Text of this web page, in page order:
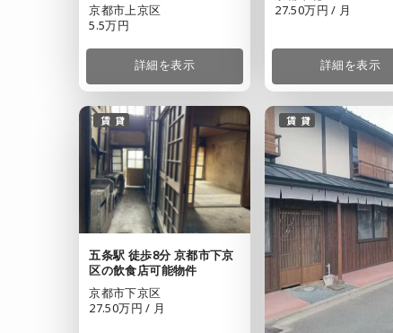
京都市上京区
5.5万円
詳細を表示
27.50万円 / 月
詳細を表示
賃貸
五条駅 徒歩8分 京都市下京
区の飲食店可能物件
京都市下京区
27.50万円 / 月
賃貸